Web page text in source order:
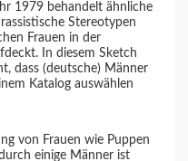
1979 behandelt ähnliche
Stereotypen
Frauen in der
In diesem Sketch
dass (deutsche) Männer
Katalog auswählen
von Frauen wie Puppen
einige Männer ist